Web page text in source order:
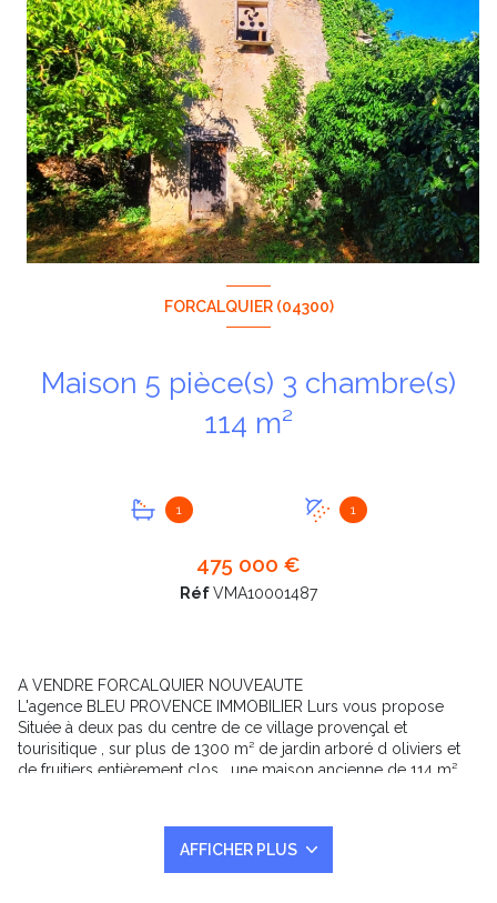
FORCALQUIER (04300)
Maison 5 pièce(s) 3 chambre(s)
114 m²
1 1
475 000 €
RéfVMA10001487
A VENDRE FORCALQUIER NOUVEAUTE
L'agence BLEU PROVENCE IMMOBILIER Lurs vous propose
Située à deux pas du centre de ce village provençal et
tourisitique , sur plus de 1300 m² de jardin arboré d oliviers et
de fruitiers entièrement clos , une maison ancienne de 114 m²
A l'étage : 3 chambres dont une avec sa salle d'eau , salle de
AFFICHER PLUS